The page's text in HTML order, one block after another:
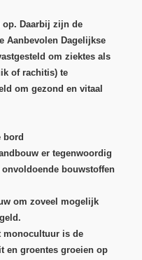
op. Daarbij zijn de
Aanbevolen Dagelijkse
om ziektes als
of rachitis) te
om gezond en vitaal
bord
er tegenwoordig
bouwstoffen
om zoveel mogelijk
monocultuur is de
en groentes groeien op